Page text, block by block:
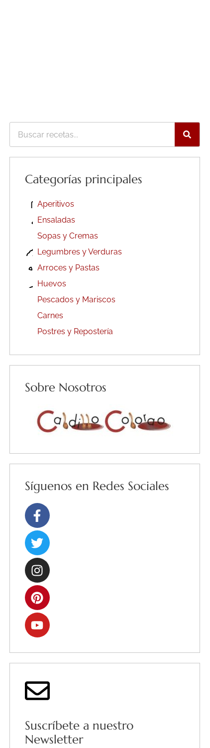
Buscar
Categorías principales
Aperitivos
Ensaladas
Sopas y Cremas
Legumbres y Verduras
Arroces y Pastas
Huevos
Pescados y Mariscos
Carnes
Postres y Repostería
Sobre Nosotros
Síguenos en Redes Sociales
Facebook-
f
Twitter
Instagram
Pinterest
Youtube
Suscríbete a nuestro
Newsletter